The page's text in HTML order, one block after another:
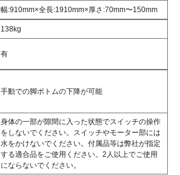
幅:910mm×全長:1910mm×厚さ:70mm〜150mm
138kg
有
手動での脚ボトムの下降が可能
身体の一部が隙間に入った状態でスイッチの操作
をしないでください。スイッチやモーター部には
水をかけないでください。付属品等は弊社が指定
する適合品をご使用ください。2人以上でご使用
にならないでください。